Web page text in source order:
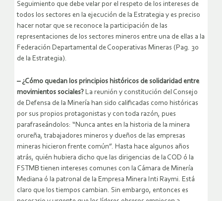
Seguimiento que debe velar por el respeto de los intereses de
todos los sectores en la ejecución de la Estrategia y es preciso
hacer notar que se reconoce la participación de las
representaciones de los sectores mineros entre una de ellas a la
Federación Departamental de Cooperativas Mineras (Pag. 30
de la Estrategia).
– ¿Cómo quedan los principios históricos de solidaridad entre
movimientos sociales? La reunión y constitución del Consejo
de Defensa de la Minería han sido calificadas como históricas
por sus propios protagonistas y con toda razón, pues
parafraseándolos: “Nunca antes en la historia de la minera
orureña, trabajadores mineros y dueños de las empresas
mineras hicieron frente común”. Hasta hace algunos años
atrás, quién hubiera dicho que las dirigencias de la COD ó la
FSTMB tienen intereses comunes con la Cámara de Minería
Mediana ó la patronal de la Empresa Minera Inti Raymi. Está
claro que los tiempos cambian. Sin embargo, entonces es